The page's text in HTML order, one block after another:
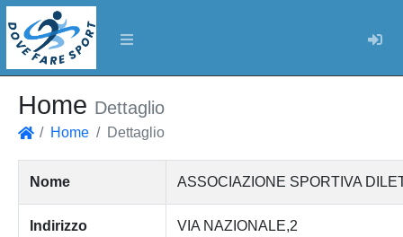
Home Dettaglio
Home Dettaglio
Nome ASSOCIAZIONE SPORTIVA
Indirizzo VIA NAZIONALE,2